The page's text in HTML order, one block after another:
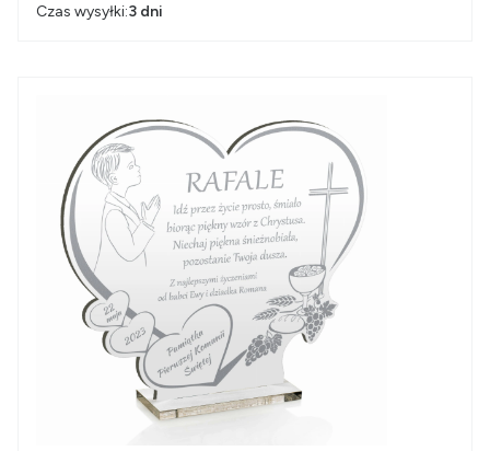
Czas wysyłki:3 dni